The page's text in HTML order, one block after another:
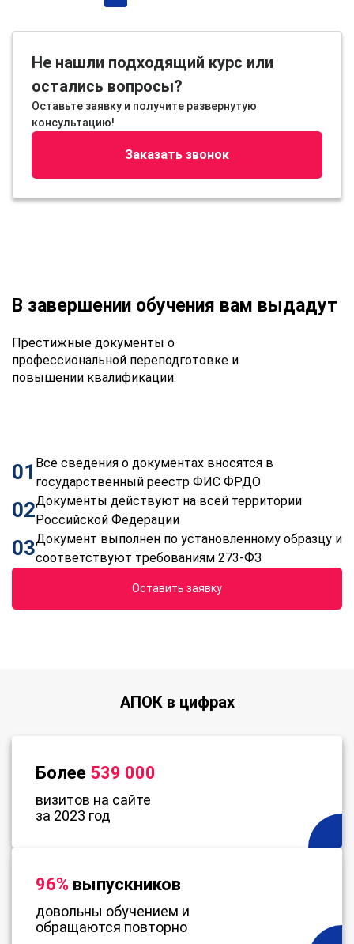
Не нашли подходящий курс или
остались вопросы?
Оставьте заявку и получите развернутую
консультацию!
Заказать звонок
В завершении обучения вам выдадут
Престижные документы о
профессиональной переподготовке и
повышении квалификации.
01 Все сведения о документах вносятся в
государственный реестр ФИС ФРДО
02Документы действуют на всей территории
Российской Федерации
03Документ выполнен по установленному образцу и
соответствуют требованиям 273-ФЗ
Оставить заявку
АПОК в цифрах
Более 539 000
визитов на сайте
за 2023 год
96% выпускников
довольны обучением и
обращаются повторно